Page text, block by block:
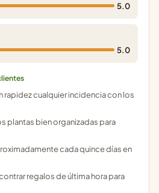
5.0
5.0
rapidez cualquier incidencia con los
plantas bien organizadas para
cada quince días en
regalos de última hora para